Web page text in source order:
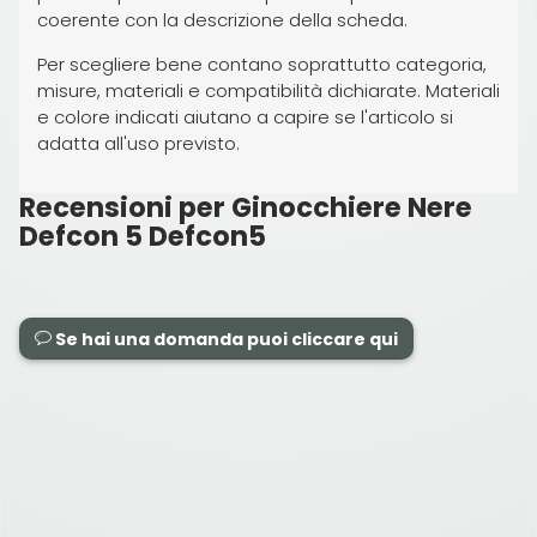
coerente con la descrizione della scheda.
Per scegliere bene contano soprattutto categoria,
misure, materiali e compatibilità dichiarate. Materiali
e colore indicati aiutano a capire se l'articolo si
adatta all'uso previsto.
Recensioni per Ginocchiere Nere
Defcon 5 Defcon5
Se hai una domanda puoi cliccare qui